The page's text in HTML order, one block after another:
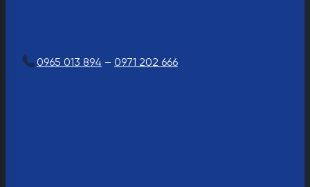
0965 013 894 – 0971 202 666